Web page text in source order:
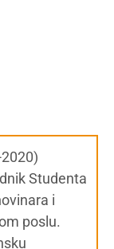
Studenta
i
poslu.